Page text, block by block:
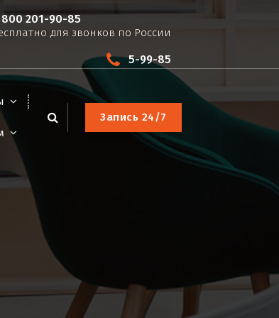
201-90-85
для звонков по России
5-99-85
Запись 24/7